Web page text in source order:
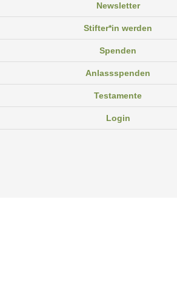
Newsletter
Stifter*in werden
Spenden
Anlassspenden
Testamente
Login